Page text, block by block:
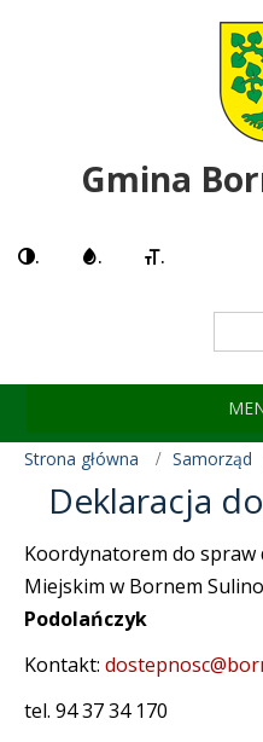
Gmina
. . .
Strona główna Samorząd
Deklaracja
Koordynatorem do spraw
Miejskim w Bornem
Podolańczyk
Kontakt:
tel. 94 37 34 170